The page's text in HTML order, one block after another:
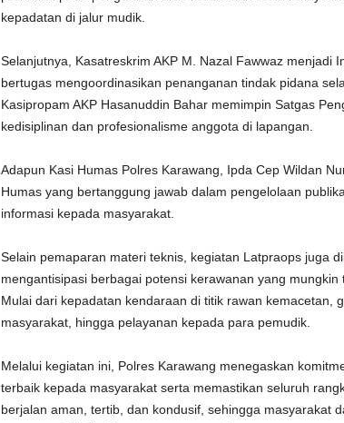
kepadatan di jalur mudik.
‎Selanjutnya, Kasatreskrim AKP M. Nazal Fawwaz menjadi
bertugas mengoordinasikan penanganan tindak pidana
Kasipropam AKP Hasanuddin Bahar memimpin Satgas
kedisiplinan dan profesionalisme anggota di lapangan.
‎Adapun Kasi Humas Polres Karawang, Ipda Cep Wildan
Humas yang bertanggung jawab dalam pengelolaan
informasi kepada masyarakat.
‎Selain pemaparan materi teknis, kegiatan Latpraops juga
mengantisipasi berbagai potensi kerawanan yang mungkin
Mulai dari kepadatan kendaraan di titik rawan kemacetan,
masyarakat, hingga pelayanan kepada para pemudik.
‎Melalui kegiatan ini, Polres Karawang menegaskan
terbaik kepada masyarakat serta memastikan seluruh
berjalan aman, tertib, dan kondusif, sehingga masyarakat